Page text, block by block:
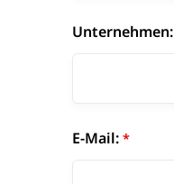
Unternehmen:
E-Mail: